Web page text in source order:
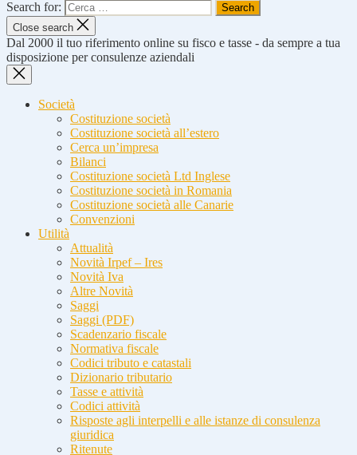
Search for:
Close search
Dal 2000 il tuo riferimento online su fisco e tasse - da sempre a tua
disposizione per consulenze aziendali
Società
Costituzione società
Costituzione società all’estero
Cerca un’impresa
Bilanci
Costituzione società Ltd Inglese
Costituzione società in Romania
Costituzione società alle Canarie
Convenzioni
Utilità
Attualità
Novità Irpef – Ires
Novità Iva
Altre Novità
Saggi
Saggi (PDF)
Scadenzario fiscale
Normativa fiscale
Codici tributo e catastali
Dizionario tributario
Tasse e attività
Codici attività
Risposte agli interpelli e alle istanze di consulenza
giuridica
Ritenute